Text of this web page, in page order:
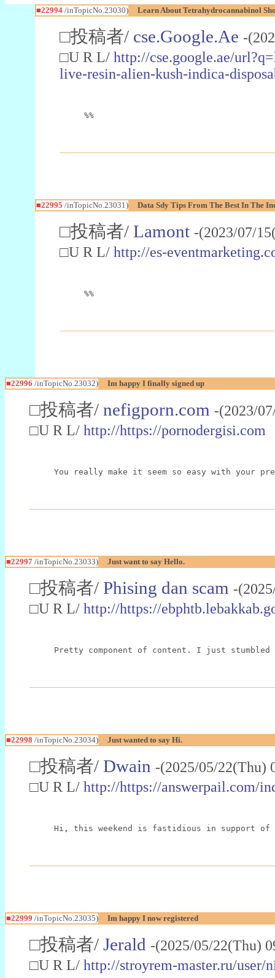
■22994/inTopicNo.23030) Learn About Tetrahydrocannabinol
□投稿者/ cse.Google.Ae -
□U R L/ http://cse.google.ae/
live-resin-alien-kush-indica-
%%
■22995 /inTopicNo.23031) Data Sdy Tips From The Best In The
□投稿者/ Lamont -(2023/07/
□U R L/ http://es-
%%
■22996 /inTopicNo.23032) Im happy I finally signed up
□投稿者/ nefigporn.com -(2023/
□U R L/ http://https://pornodergisi.com
You really make it seem so easy with your
■22997 /inTopicNo.23033) Just want to say Hello.
□投稿者/ Phising dan scam -
□U R L/ http://https://
Pretty component of content. I just
■22998 /inTopicNo.23034) Just wanted to say Hi.
□投稿者/ Dwain -(2025/05/
□U R L/ http://https://answerpail.com/
Hi, this weekend is fastidious in support of
■22999 /inTopicNo.23035) Im happy I now registered
□投稿者/ Jerald -(2025/05/22(Thu)
□U R L/ http://stroyrem-master.ru/user/